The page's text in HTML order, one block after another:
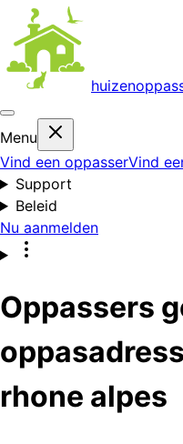
huizenoppas
Menu
Vind een oppasserVind
Support
Beleid
Nu aanmelden
Oppassers
rhone alpes